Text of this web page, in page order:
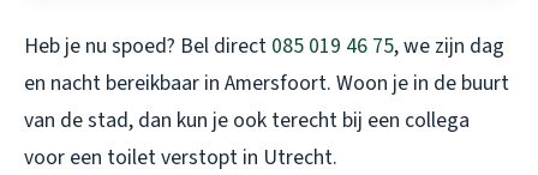
Heb je nu spoed? Bel direct 085 019 46 75, we zijn dag
en nacht bereikbaar in Amersfoort. Woon je in de buurt
van de stad, dan kun je ook terecht bij een collega
voor een toilet verstopt in Utrecht.